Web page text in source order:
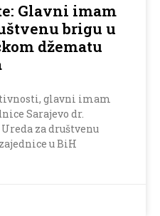
Glavni imam
brigu u
džematu
glavni imam
Sarajevo dr.
za društvenu
u BiH